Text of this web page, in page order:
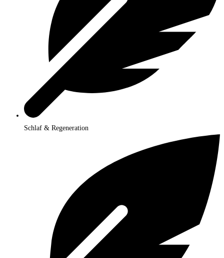
Schlaf & Regeneration